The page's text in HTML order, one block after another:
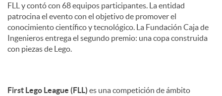
FLL y contó con 68 equipos participantes. La entidad
patrocina el evento con el objetivo de promover el
conocimiento científico y tecnológico. La Fundación Caja de
Ingenieros entrega el segundo premio: una copa construida
con piezas de Lego.
First Lego League (FLL) es una competición de ámbito